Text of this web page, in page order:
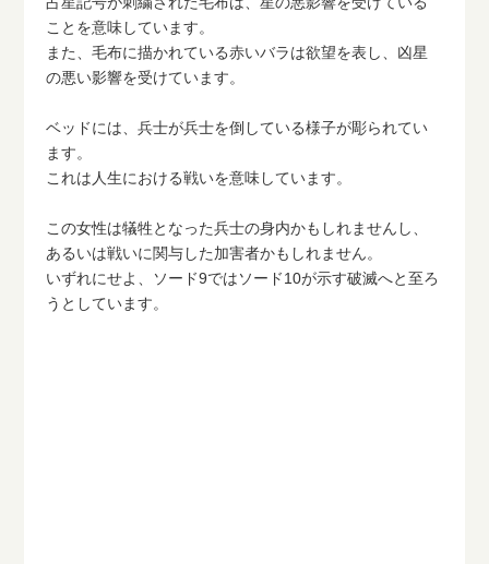
ことを意味しています。
また、毛布に描かれている赤いバラは欲望を表し、凶星
の悪い影響を受けています。
ベッドには、兵士が兵士を倒している様子が彫られてい
ます。
これは人生における戦いを意味しています。
この女性は犠牲となった兵士の身内かもしれませんし、
あるいは戦いに関与した加害者かもしれません。
いずれにせよ、ソード9ではソード10が示す破滅へと至ろ
うとしています。